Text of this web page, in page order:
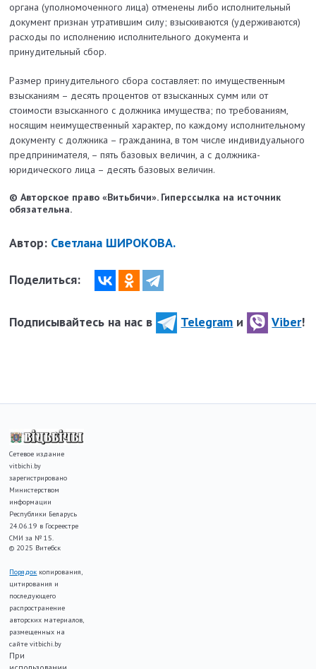
органа (уполномоченного лица) отменены либо исполнительный
документ признан утратившим силу; взыскиваются (удерживаются)
расходы по исполнению исполнительного документа и
принудительный сбор.
Размер принудительного сбора составляет: по имущественным
взысканиям – десять процентов от взысканных сумм или от
стоимости взысканного с должника имущества; по требованиям,
носящим неимущественный характер, по каждому исполнительному
документу с должника – гражданина, в том числе индивидуального
предпринимателя, – пять базовых величин, а с должника-
юридического лица – десять базовых величин.
© Авторское право «Витьбичи». Гиперссылка на источник
обязательна.
Автор: Светлана ШИРОКОВА.
Поделиться:
Подписывайтесь на нас в Telegram и Viber!
Сетевое издание
vitbichi.by
зарегистрировано
Министерством
информации
Республики Беларусь
24.06.19 в Госреестре
СМИ за № 15.
© 2025 Витебск
Порядок копирования,
цитирования и
последующего
распространение
авторских материалов,
размещенных на
сайте vitbichi.by
При